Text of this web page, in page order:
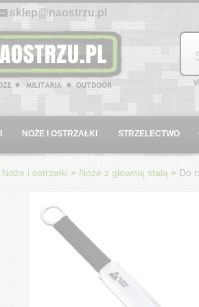
E-mail:
sklep@naostrzu.pl
NOŻE I OSTRZAŁKI STRZELECTWO
Noże i ostrzałki » Noże z głownią stałą » Do